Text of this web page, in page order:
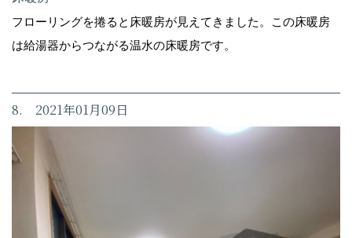
フローリングを捲ると床暖房が見えてきました。この床暖房
は給湯器からつながる温水の床暖房です。
8. 2021年01月09日